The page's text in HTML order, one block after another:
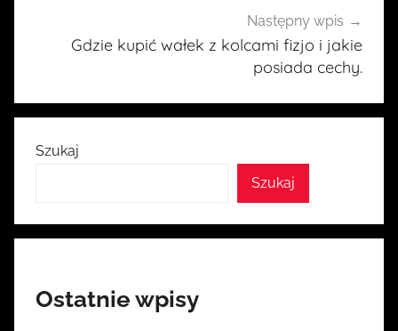
Następny wpis
Gdzie kupić wałek z kolcami fizjo i jakie
posiada cechy.
Szukaj
Szukaj
Ostatnie wpisy